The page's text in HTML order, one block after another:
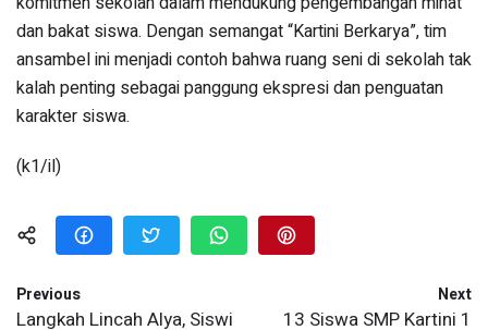
dan bakat siswa. Dengan semangat “Kartini Berkarya”, tim
ansambel ini menjadi contoh bahwa ruang seni di sekolah tak
kalah penting sebagai panggung ekspresi dan penguatan
karakter siswa.
(k1/il)
Previous
Langkah Lincah Alya, Siswi
Next
13 Siswa SMP Kartini 1